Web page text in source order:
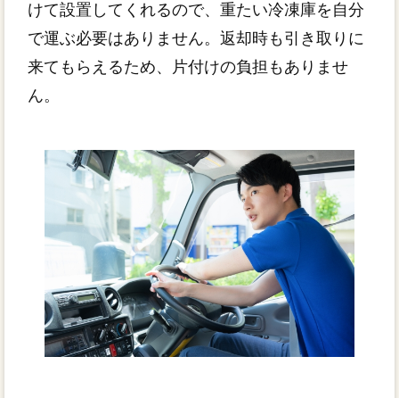
けて設置してくれるので、重たい冷凍庫を自分
で運ぶ必要はありません。返却時も引き取りに
来てもらえるため、片付けの負担もありませ
ん。